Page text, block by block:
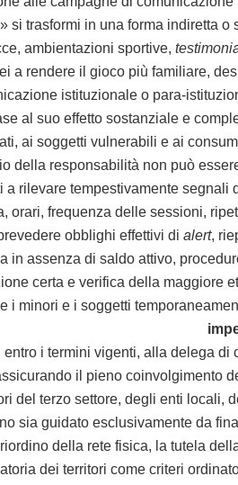
si trasformi in una forma indiretta
ambientazioni sportive,
a rendere il gioco più familiare,
istituzionale o para-
al suo effetto sostanziale e
ai soggetti vulnerabili e ai
responsabilità non può essere
a rilevare tempestivamente
orari, frequenza delle sessioni,
obblighi effettivi dialert,
in assenza di saldo attivo,
certa e verifica della maggiore
i minori e i soggetti
entro i termini vigenti, alla delega
il pieno coinvolgimento
del terzo settore, degli enti locali,
sia guidato esclusivamente da
della rete fisica, la tutela
dei territori come criteri